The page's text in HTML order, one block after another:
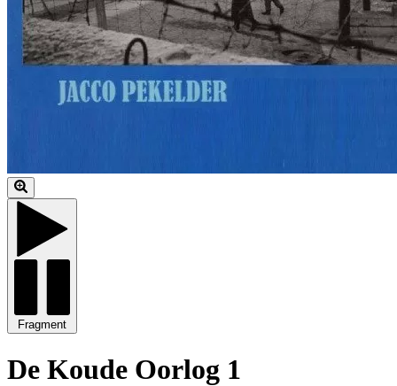
Fragment
De Koude Oorlog 1